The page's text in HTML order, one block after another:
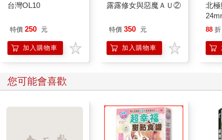
台灣OL10
特價 250 元
加入購物車
露露修女與惡魔ＡＵ②
特價 350 元
加入購物車
北
88 折
您可能會喜歡